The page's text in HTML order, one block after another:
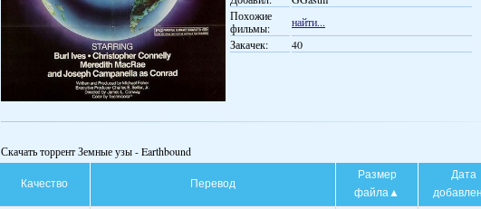
Похожие
фильмы:
найти...
Закачек:
40
Скачать торрент Земные узы - Earthbound
Качество Перевод
Размер
файла
Дата